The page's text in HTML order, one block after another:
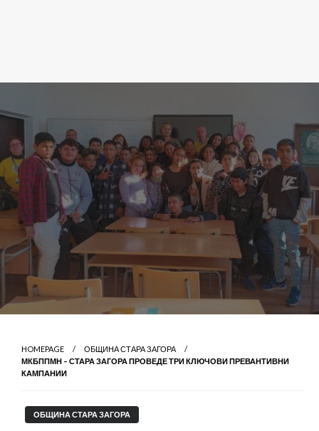
HOMEPAGE
ОБЩИНА СТАРА ЗАГОРА
МКБППМН – СТАРА ЗАГОРА ПРОВЕДЕ ТРИ КЛЮЧОВИ ПРЕВАНТИВНИ
КАМПАНИИ
ОБЩИНА СТАРА ЗАГОРА